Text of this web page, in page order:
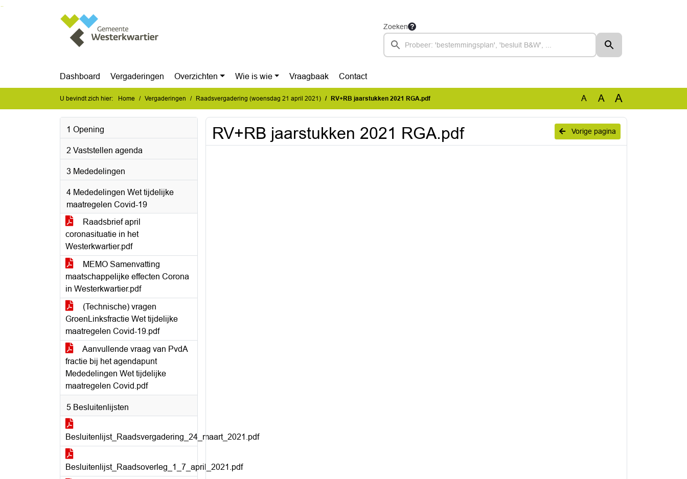
Zoeken
Dashboard Vergaderingen Overzichten Wie is wie Vraagbaak Contact
U bevindt zich hier: Home Vergaderingen Raadsvergadering (woensdag 21 april 2021) RV+RB jaarstukken 2021 RGA.pdf A A A
1 Opening
2 Vaststellen agenda
3 Mededelingen
4 Mededelingen Wet tijdelijke
maatregelen Covid-19
Raadsbrief april
coronasituatie in het
Westerkwartier.pdf
MEMO Samenvatting
maatschappelijke effecten Corona
in Westerkwartier.pdf
(Technische) vragen
GroenLinksfractie Wet tijdelijke
maatregelen Covid-19.pdf
Aanvullende vraag van PvdA
fractie bij het agendapunt
Mededelingen Wet tijdelijke
maatregelen Covid.pdf
5 Besluitenlijsten
Besluitenlijst_Raadsvergadering_24_maart_2021.pdf
Besluitenlijst_Raadsoverleg_1_7_april_2021.pdf
Vorige pagina
RV+RB jaarstukken 2021 RGA.pdf